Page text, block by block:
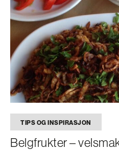
TIPS OG INSPIRASJON
Belgfrukter –